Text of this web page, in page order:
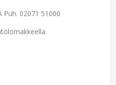
Puh. 02071 51000